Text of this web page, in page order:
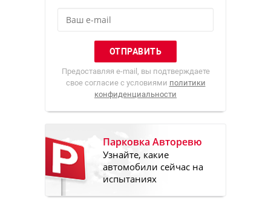
Предоставляя e-mail, вы подтверждаете
свое согласие с условиями политики
конфиденциальности
Парковка Авторевю
Узнайте, какие
автомобили сейчас на
испытаниях